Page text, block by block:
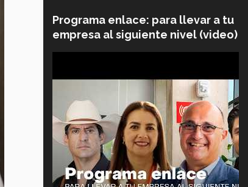
Programa enlace: para llevar a tu
empresa al siguiente nivel (video)